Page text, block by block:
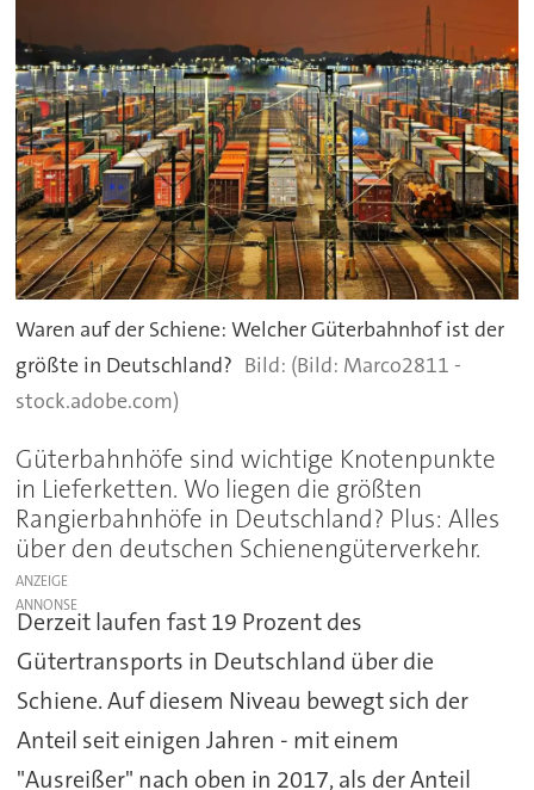
Waren auf der Schiene: Welcher Güterbahnhof ist der
größte in Deutschland?
(Bild: Marco2811 -
stock.adobe.com)
Güterbahnhöfe sind wichtige Knotenpunkte
in Lieferketten. Wo liegen die größten
Rangierbahnhöfe in Deutschland? Plus: Alles
über den deutschen Schienengüterverkehr.
ANZEIGE
Derzeit laufen fast 19 Prozent des
Gütertransports in Deutschland über die
Schiene. Auf diesem Niveau bewegt sich der
Anteil seit einigen Jahren - mit einem
"Ausreißer" nach oben in 2017, als der Anteil